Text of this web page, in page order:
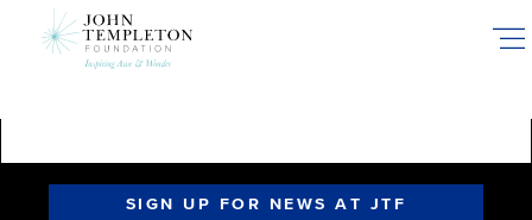
SIGN UP FOR NEWS AT JTF